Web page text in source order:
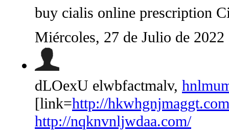
buy cialis online prescription
Miércoles, 27 de Julio de
dLOexU elwbfactmalv,
[link=http://
http://nqknvnljwdaa.com/